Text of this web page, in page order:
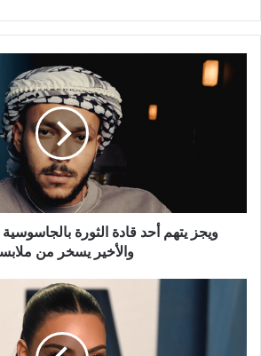
يتهم
والأخير
ويجز يتهم أحد قادة الثورة
والأخير يسخر من